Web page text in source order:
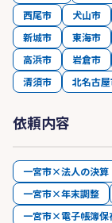
西尾市
犬山市
新城市
東海市
高浜市
岩倉市
清須市
北名古
依頼内容
一宮市×法人の決算
一宮市×年末調整
一宮市×電子帳簿保